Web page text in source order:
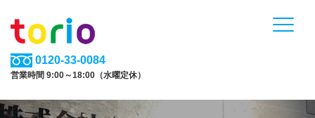
0120-33-0084
営業時間 9:00～18:00（水曜定休）